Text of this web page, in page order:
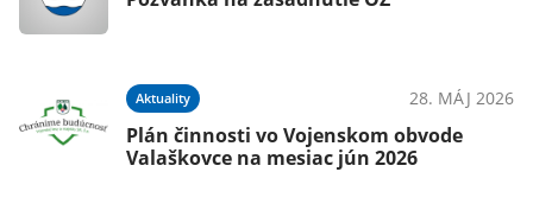
Aktuality 28. MÁJ 2026
Plán činnosti vo Vojenskom obvode
Valaškovce na mesiac jún 2026